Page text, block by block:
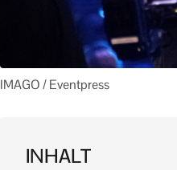
IMAGO / Eventpress
INHALT